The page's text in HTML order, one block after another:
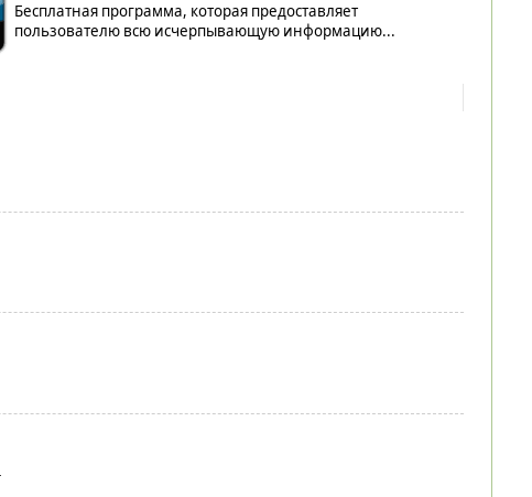
Бесплатная программа, которая предоставляет
пользователю всю исчерпывающую информацию...